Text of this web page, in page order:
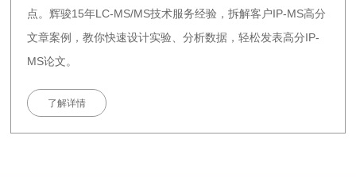
点。辉骏15年LC-MS/MS技术服务经验，拆解客户IP-MS高分
文章案例，教你快速设计实验、分析数据，轻松发表高分IP-
MS论文。
了解详情